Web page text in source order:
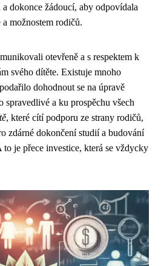
dokonce žádoucí, aby odpovídala
možnostem rodičů.
otevřeně a s respektem k
svého dítěte. Existuje mnoho
dohodnout se na úpravě
a ku prospěchu všech
, které cítí podporu ze strany rodičů,
zdárné dokončení studií a budování
je přece investice, která se vždycky